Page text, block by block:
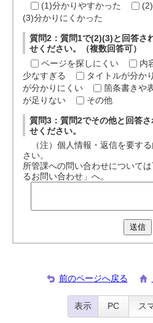
(1)分かりやすかった
(3)分かりにくかった
質問2：質問1で(2)(3)と回答さ
せください。（複数回答可）
ページを探しにくい
内
少なすぎる
タイトルが分か
が分かりにくい
箇条書きや
が足りない
その他
質問3：質問2でその他と回答
せください。
（注）個人情報・返信を要す
さい。
所管課への問い合わせについて
るお問い合わせ」へ。
送信
前のページへ戻る
表示 PC ス